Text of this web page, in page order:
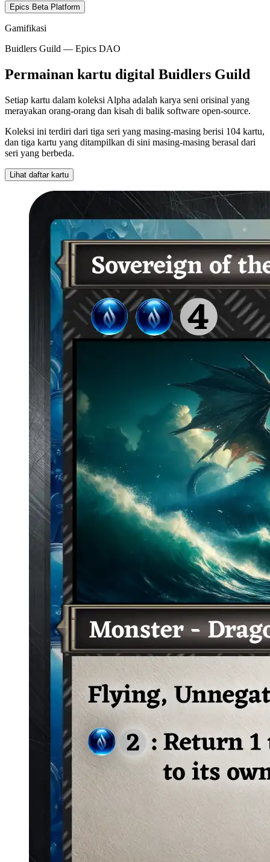
Epics Beta Platform
Gamifikasi
Buidlers Guild — Epics DAO
Permainan kartu digital Buidlers Guild
Setiap kartu dalam koleksi Alpha adalah karya seni orisinal yang
merayakan orang-orang dan kisah di balik software open-source.
Koleksi ini terdiri dari tiga seri yang masing-masing berisi 104 kartu,
dan tiga kartu yang ditampilkan di sini masing-masing berasal dari
seri yang berbeda.
Lihat daftar kartu